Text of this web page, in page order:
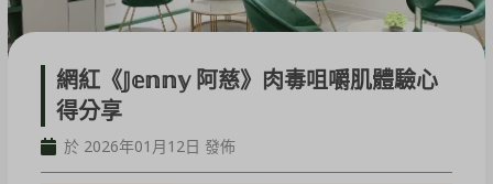
網紅《𝕁𝕖𝕟𝕟𝕪 阿慈》肉毒咀嚼肌體驗心
得分享
於 2026年01月12日 發佈